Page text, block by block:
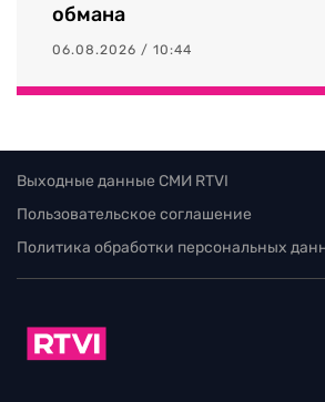
обмана
06.08.2026 / 10:44
Выходные данные СМИ RTVI
Пользовательское соглашение
Политика обработки персональных